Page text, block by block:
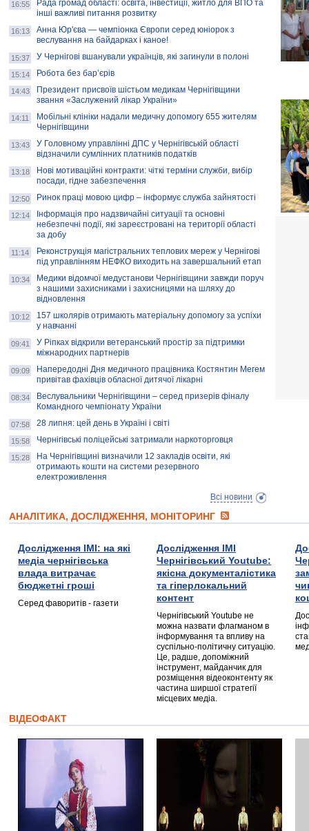
AB InBev Efes Україна підтримала
навчальний проєкт "Молодіжна бізнес-
школа", спрямований на розвиток
підприємництва у Чернігівській області
Золота тварина: видання Forbes
написало про чернігівця Патрона: хто і
скільки на ньому заробляє? І куди
витрачають?
16:55
Рада громад області: освіта, інвестиції, житло для ВПО та
інші важливі питання розвитку
16:13
Анна Юр'єва — чемпіонка Європи серед юніорок з
веслування на байдарках і каное!
15:37 У Чернігові вшанували українців, які загинули в полоні
15:14 Робота без бар’єрів
14:43
Президент присвоїв шістьом медикам Чернігівщини
звання «Заслужений лікар України»
14:11
Мобільні клініки надали медичну допомогу 655 жителям
Чернігівщини
13:43
У Головному управлінні ДПС у Чернігівській області
відзначили сумлінних платників податків
13:18
Нові мотиваційні контракти: чіткі терміни служби, вибір
посади, гідне забезпечення
12:50 Ринок праці мовою цифр – інформує служба зайнятості
12:14
Інформація про надзвичайні ситуації та основні
небезпечні події, які зареєстровані на території області
за добу
11:14
Реконструкція магістральних теплових мереж у Чернігові
під управлінням НЕФКО виходить на завершальний етап
10:34
Медики відомчої медустанови Чернігівщини завжди поруч
з нашими захисниками і захисницями на шляху до
відновлення
10:12
157 школярів отримають матеріальну допомогу за успіхи
у навчанні
09:41
У Ріпках відкрили ветеранський простір за підтримки
міжнародних партнерів
09:09
Напередодні Дня медичного працівника Костянтин Мегем
привітав фахівців обласної дитячої лікарні
08:34
Веслувальники Чернігівщини – серед призерів фіналу
Командного чемпіонату України
07:58 28 липня: цей день в Україні і світі
15:58 Чернігівські поліцейські затримали наркоторговця
15:28
На Чернігівщині визначили 12 закладів освіти, які
отримають кошти на системи резервного
електроживлення
Всі новини
АНАЛІТИКА, ДОСЛІДЖЕННЯ, МОНІТОРИНГ
Дослідження ІМІ: на які
медіа чернігівська
влада витрачає
бюджетні гроші
Серед фаворитів - газети
Дослідження ІМІ
Чернігівський Youtube:
якісна документалістика
та гіперлокальний
контент
Чернігівський Youtube не
можна назвати флагманом в
інформування та впливу на
суспільно-політичну ситуацію.
Це, радше, допоміжний
інструмент, майданчик для
розміщення відеоконтенту як
частина ширшої стратегії
місцевих медіа.
ВІДЕОФАКТ